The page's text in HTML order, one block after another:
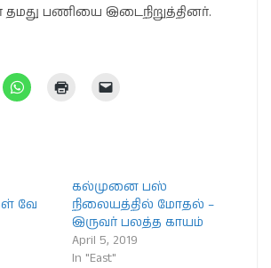
பணியை இடைநிறுத்தினர்.
வே
கல்முனை பஸ்
நிலையத்தில் மோதல் –
இருவர் பலத்த காயம்
April 5, 2019
In "East"